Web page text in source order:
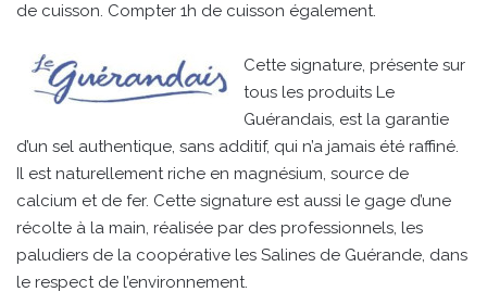
de cuisson. Compter 1h de cuisson également.
Cette signature, présente sur
tous les produits Le
Guérandais, est la garantie
d’un sel authentique, sans additif, qui n’a jamais été raffiné.
Il est naturellement riche en magnésium, source de
calcium et de fer. Cette signature est aussi le gage d’une
récolte à la main, réalisée par des professionnels, les
paludiers de la coopérative les Salines de Guérande, dans
le respect de l’environnement.